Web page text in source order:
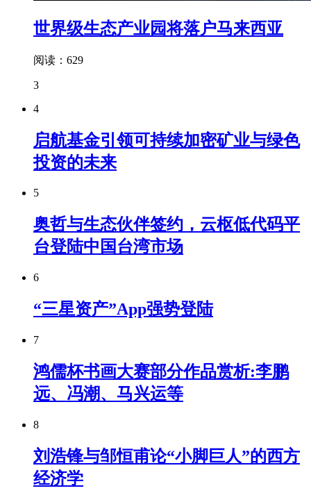
世界级生态产业园将落户马来西亚
阅读：629
3
4
启航基金引领可持续加密矿业与绿色
投资的未来
5
奥哲与生态伙伴签约，云枢低代码平
台登陆中国台湾市场
6
“三星资产”App强势登陆
7
鸿儒杯书画大赛部分作品赏析:李鹏
远、冯潮、马兴运等
8
刘浩锋与邹恒甫论“小脚巨人”的西方
经济学